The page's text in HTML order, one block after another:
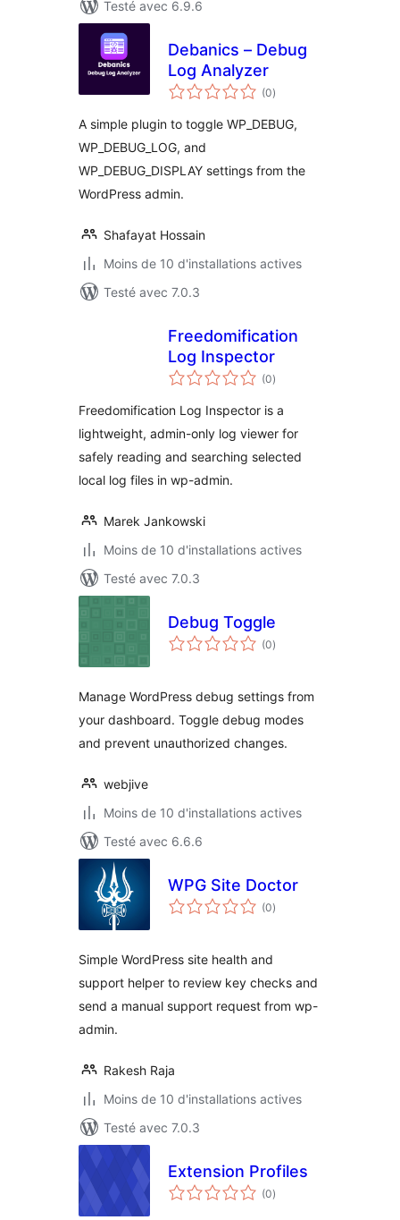
Testé avec 6.9.6
Debanics – Debug
Log Analyzer
(0notes
en
)
A simple plugin to toggle WP_DEBUG,
WP_DEBUG_LOG, and
WP_DEBUG_DISPLAY settings from the
WordPress admin.
Shafayat Hossain
Moins de 10 d'installations actives
Testé avec 7.0.3
Freedomification
Log Inspector
(0notes
en
)
Freedomification Log Inspector is a
lightweight, admin-only log viewer for
safely reading and searching selected
local log files in wp-admin.
Marek Jankowski
Moins de 10 d'installations actives
Testé avec 7.0.3
Debug Toggle
(0notes
en
)
Manage WordPress debug settings from
your dashboard. Toggle debug modes
and prevent unauthorized changes.
webjive
Moins de 10 d'installations actives
Testé avec 6.6.6
WPG Site Doctor
(0notes
en
)
Simple WordPress site health and
support helper to review key checks and
send a manual support request from wp-
admin.
Rakesh Raja
Moins de 10 d'installations actives
Testé avec 7.0.3
Extension Profiles
(0notes
en
)